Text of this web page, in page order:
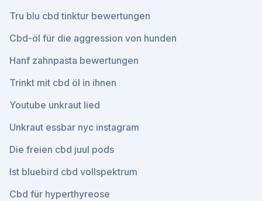
Tru blu cbd tinktur bewertungen
Cbd-öl für die aggression von hunden
Hanf zahnpasta bewertungen
Trinkt mit cbd öl in ihnen
Youtube unkraut lied
Unkraut essbar nyc instagram
Die freien cbd juul pods
Ist bluebird cbd vollspektrum
Cbd für hyperthyreose